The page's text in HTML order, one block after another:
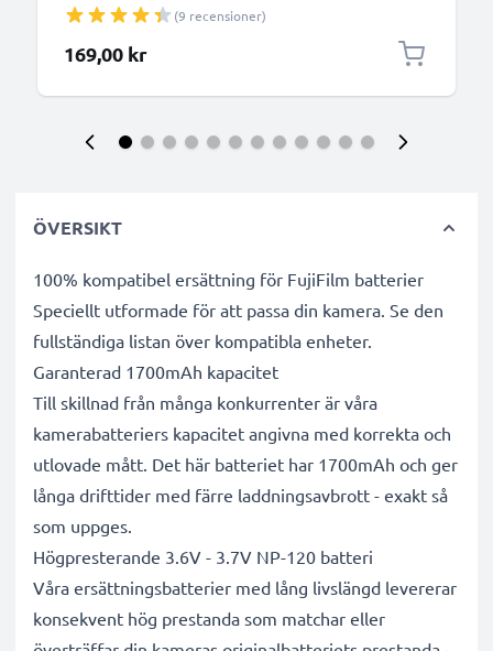
CELLONIC
(9 recensioner)
169,00 kr
ÖVERSIKT
100% kompatibel ersättning för FujiFilm batterier
Speciellt utformade för att passa din kamera. Se den
fullständiga listan över kompatibla enheter.
Garanterad 1700mAh kapacitet
Till skillnad från många konkurrenter är våra
kamerabatteriers kapacitet angivna med korrekta och
utlovade mått. Det här batteriet har 1700mAh och ger
långa drifttider med färre laddningsavbrott - exakt så
som uppges.
Högpresterande 3.6V - 3.7V NP-120 batteri
Våra ersättningsbatterier med lång livslängd levererar
konsekvent hög prestanda som matchar eller